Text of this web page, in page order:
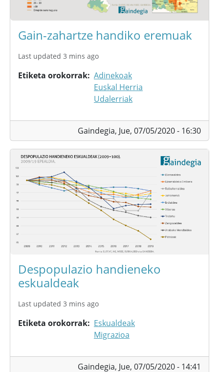
Gain-zahartze handiko eremuak
Last updated 3 mins ago
Etiketa orokorrak Adinekoak
Euskal Herria
Udalerriak
Gaindegia, Jue, 07/05/2020 - 16:30
Despopulazio handieneko
eskualdeak
Last updated 3 mins ago
Etiketa orokorrak
Eskualdeak
Migrazioa
Gaindegia, Jue, 07/05/2020 - 14:41